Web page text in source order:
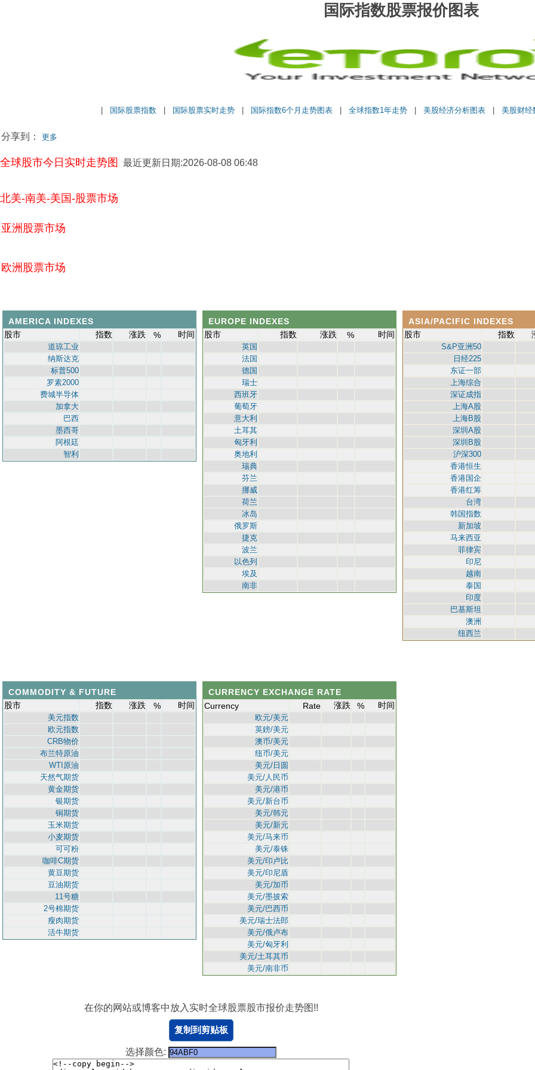
国际指数股票报价图表
国际股票指数| 国际股票实时走势| 国际指数6个月走势图表| 全球指数1年走势| 美股经济分析图表| 美股财经
分享到：
更多
全球股市今日实时走势图 最近更新日期:2026-08-08 06:48
北美-南美-美国-股票市场
亚洲股票市场
欧洲股票市场
AMERICA INDEXES
股市
指数 涨跌 % 时间
道琼工业
纳斯达克
标普500
罗素2000
费城半导体
加拿大
巴西
墨西哥
阿根廷
智利
EUROPE INDEXES
股市
指数 涨跌 % 时间
英国
法国
德国
瑞士
西班牙
葡萄牙
意大利
土耳其
匈牙利
奥地利
瑞典
芬兰
挪威
荷兰
冰岛
俄罗斯
捷克
波兰
以色列
埃及
南非
ASIA/PACIFIC INDEXES
股市
指数
S&P亚洲50
日经225
东证一部
上海综合
深证成指
上海A股
上海B股
深圳A股
深圳B股
沪深300
香港恒生
香港国企
香港红筹
台湾
韩国指数
新加坡
马来西亚
菲律宾
印尼
越南
泰国
印度
巴基斯坦
澳洲
纽西兰
COMMODITY & FUTURE
股市
指数 涨跌 % 时间
美元指数
欧元指数
CRB物价
布兰特原油
WTI原油
天然气期货
黄金期货
银期货
铜期货
玉米期货
小麦期货
可可粉
咖啡C期货
黄豆期货
豆油期货
11号糖
2号棉期货
瘦肉期货
活牛期货
CURRENCY EXCHANGE RATE
Currency
Rate 涨跌 % 时间
欧元/美元
英鎊/美元
澳币/美元
纽币/美元
美元/日圆
美元/人民币
美元/港币
美元/新台币
美元/韩元
美元/新元
美元/马来币
美元/泰铢
美元/印卢比
美元/印尼盾
美元/加币
美元/墨披索
美元/巴西币
美元/瑞士法郎
美元/俄卢布
美元/匈牙利
美元/土耳其币
美元/南非币
在你的网站或博客中放入实时全球股票股市报价走势图!!
复制到剪贴板
选择颜色: